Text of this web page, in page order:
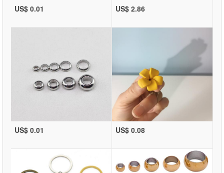
US$ 0.01 US$ 2.86
US$ 0.01 US$ 0.08